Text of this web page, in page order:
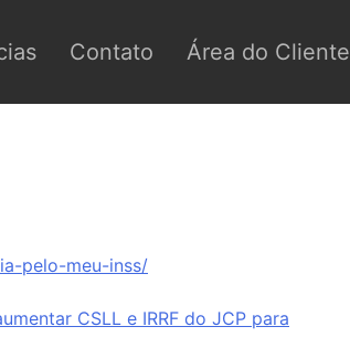
Contato Área do Cliente
pelo-meu-inss/
CSLL e IRRF do JCP para